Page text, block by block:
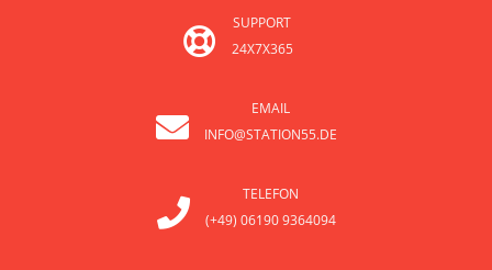
SUPPORT
24X7X365
EMAIL
INFO@STATION55.DE
TELEFON
(+49) 06190 9364094